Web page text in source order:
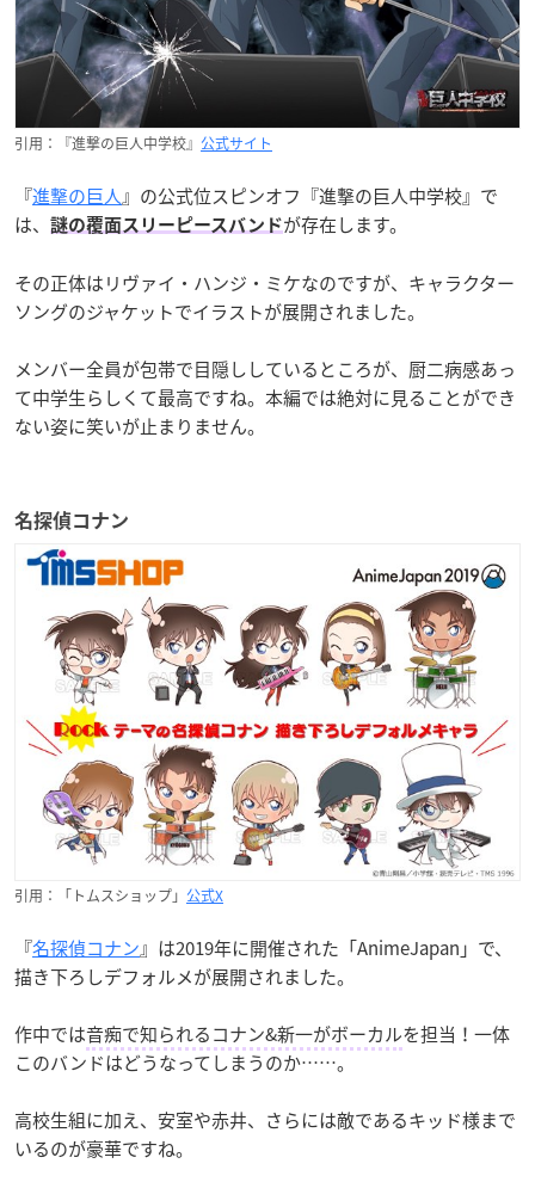
引用：『進撃の巨人中学校』 公式サイト
『進撃の巨人』の公式位スピンオフ『進撃の巨人中学校』で
は、
謎の覆面スリーピースバンドが存在します。
その正体はリヴァイ・ハンジ・ミケなのですが、キャラクター
ソングのジャケットでイラストが展開されました。
メンバー全員が包帯で目隠ししているところが、厨二病感あっ
て中学生らしくて最高ですね。本編では絶対に見ることができ
ない姿に笑いが止まりません。
名探偵コナン
引用：「トムスショップ」 公式X
『名探偵コナン』は2019年に開催された「AnimeJapan」で、
描き下ろしデフォルメが展開されました。
作中では音痴で知られるコナン&新一がボーカルを担当！一体
このバンドはどうなってしまうのか……。
高校生組に加え、安室や赤井、さらには敵であるキッド様まで
いるのが豪華ですね。